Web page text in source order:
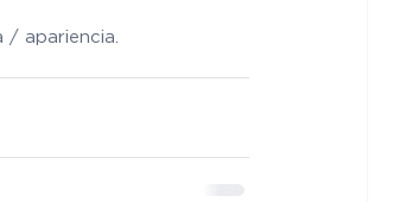
/ apariencia.